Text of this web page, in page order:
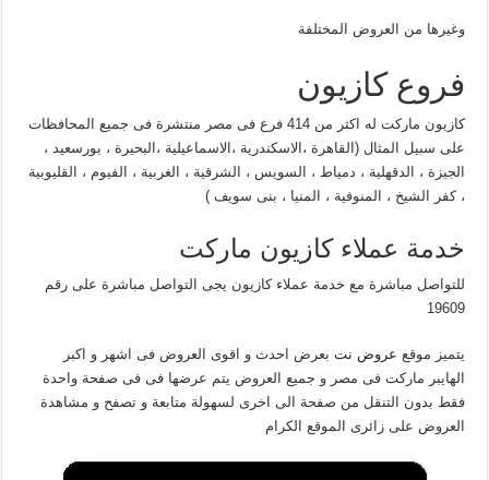
وغيرها من العروض المختلفة
فروع كازيون
كازيون ماركت له اكثر من 414 فرع فى مصر منتشرة فى جميع المحافظات
على سبيل المثال (القاهرة ،الاسكندرية ،الاسماعيلية ،البحيرة ، بورسعيد ،
الجيزة ، الدقهلية ، دمياط ، السويس ، الشرقية ، الغربية ، الفيوم ، القليوبية
، كفر الشيخ ، المنوفية ، المنيا ، بنى سويف )
خدمة عملاء كازيون ماركت
للتواصل مباشرة مع خدمة عملاء كازيون يجى التواصل مباشرة على رقم
19609
يتميز موقع عروض نتبعرض احدث و اقوى العروض فى اشهر و اكبر
الهايبر ماركت فى مصر و جميع العروض يتم عرضها فى فى صفحة واحدة
فقط بدون التنقل من صفحة الى اخرى لسهولة متابعة و تصفح و مشاهدة
العروض على زائرى الموقع الكرام